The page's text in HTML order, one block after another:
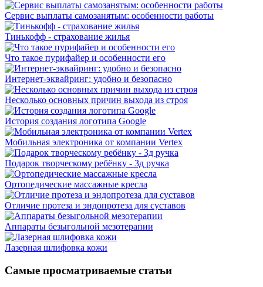
Сервис выплаты самозанятым: особенности работы
Тинькофф - страхование жилья
Что такое пурифайер и особенности его
Интернет-эквайринг: удобно и безопасно
Несколько основных причин выхода из строя
История создания логотипа Google
Мобильная электроника от компании Vertex
Подарок творческому ребёнку - 3д ручка
Ортопедические массажные кресла
Отличие протеза и эндопротеза для суставов
Аппараты безыгольной мезотерапии
Лазерная шлифовка кожи
Самые просматриваемые статьи